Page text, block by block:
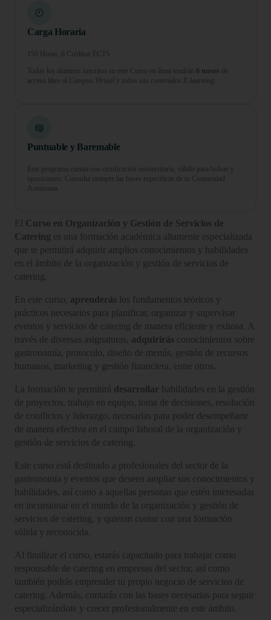
Carga Horaria
150 Horas, 6 Créditos ECTS
Todos los alumnos inscritos en este Curso en línea tendrán 6 meses de
acceso libre al Campus Virtual y todos sus contenidos E-learning.
Puntuable y Baremable
Este programa cuenta con certificación universitaria, válido para bolsas y
oposiciones. Consulta siempre las bases específicas de tu Comunidad
Autónoma.
El Curso en Organización y Gestión de Servicios de
Catering es una formación académica altamente especializada
que te permitirá adquirir amplios conocimientos y habilidades
en el ámbito de la organización y gestión de servicios de
catering.
En este curso, aprenderás los fundamentos teóricos y
prácticos necesarios para planificar, organizar y supervisar
eventos y servicios de catering de manera eficiente y exitosa. A
través de diversas asignaturas, adquirirás conocimientos sobre
gastronomía, protocolo, diseño de menús, gestión de recursos
humanos, marketing y gestión financiera, entre otros.
La formación te permitirá desarrollar habilidades en la gestión
de proyectos, trabajo en equipo, toma de decisiones, resolución
de conflictos y liderazgo, necesarias para poder desempeñarte
de manera efectiva en el campo laboral de la organización y
gestión de servicios de catering.
Este curso está destinado a profesionales del sector de la
gastronomía y eventos que deseen ampliar sus conocimientos y
habilidades, así como a aquellas personas que estén interesadas
en incursionar en el mundo de la organización y gestión de
servicios de catering, y quieran contar con una formación
sólida y reconocida.
Al finalizar el curso, estarás capacitado para trabajar como
responsable de catering en empresas del sector, así como
también podrás emprender tu propio negocio de servicios de
catering. Además, contarás con las bases necesarias para seguir
especializándote y crecer profesionalmente en este ámbito.